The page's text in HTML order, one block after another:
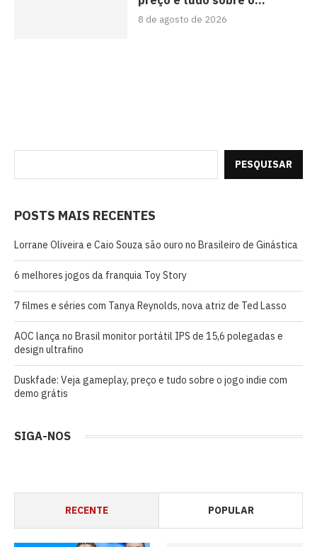
8 de agosto de 2026
PESQUISAR
POSTS MAIS RECENTES
Lorrane Oliveira e Caio Souza são ouro no Brasileiro de Ginástica
6 melhores jogos da franquia Toy Story
7 filmes e séries com Tanya Reynolds, nova atriz de Ted Lasso
AOC lança no Brasil monitor portátil IPS de 15,6 polegadas e
design ultrafino
Duskfade: Veja gameplay, preço e tudo sobre o jogo indie com
demo grátis
SIGA-NOS
RECENTE POPULAR